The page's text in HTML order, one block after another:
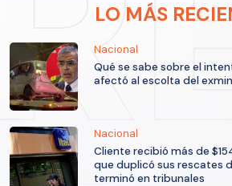
LO MÁS
Nacional
Qué se sabe sobre el
afectó al escolta del
Nacional
Cliente recibió más de
que duplicó sus rescates
terminó en tribunales